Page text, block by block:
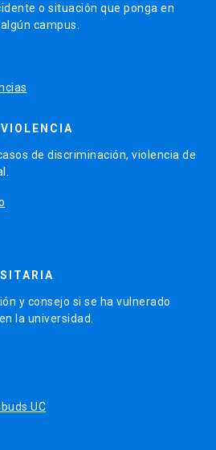
o situación que ponga en
campus.
de discriminación, violencia de
y consejo si se ha vulnerado
la universidad.
UC